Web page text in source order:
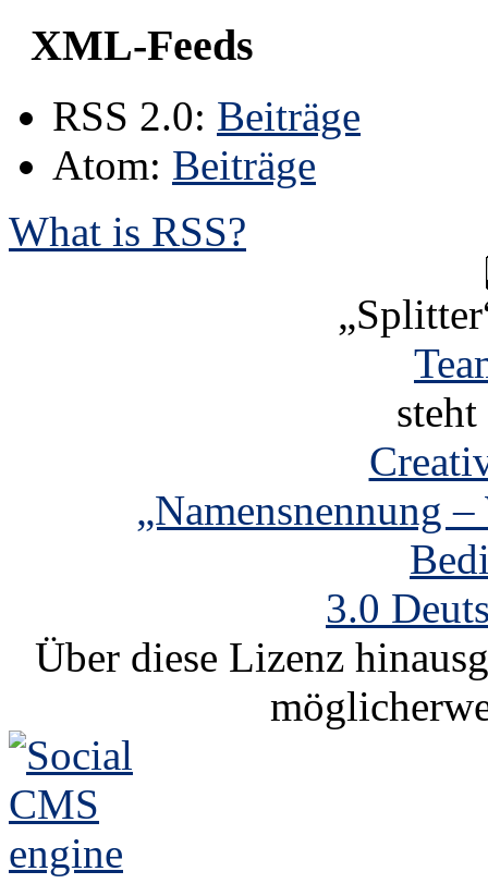
XML-Feeds
RSS 2.0: Beiträge
Atom: Beiträge
What is RSS?
„Namensnennung
3.0
Über diese Lizenz